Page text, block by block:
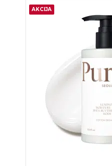
AKCIJA